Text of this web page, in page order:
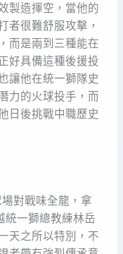
製造揮空，當他的
者很難舒服攻擊，
而是兩到三種能在
好具備這種後援投
讓他在統一獅隊史
力的火球投手，而
日後挑戰中職歷史
對戰味全龍，拿
統一獅總教練林岳
天之所以特別，不